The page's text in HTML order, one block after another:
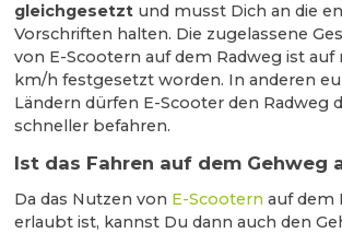
gleichgesetztund musst Dich an die
Vorschriften halten. Die zugelassene
von E-Scootern auf dem Radweg ist auf
km/h festgesetzt worden. In anderen
Ländern dürfen E-Scooter den Radweg
schneller befahren.
Ist das Fahren auf dem Gehweg
Da das Nutzen von E-Scootern auf dem
erlaubt ist, kannst Du dann auch den